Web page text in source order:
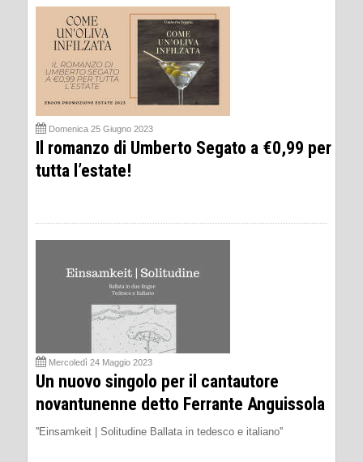
Domenica 25 Giugno 2023
Il romanzo di Umberto Segato a €0,99 per
tutta l’estate!
Mercoledì 24 Maggio 2023
Un nuovo singolo per il cantautore
novantunenne detto Ferrante Anguissola
''Einsamkeit | Solitudine Ballata in tedesco e italiano''